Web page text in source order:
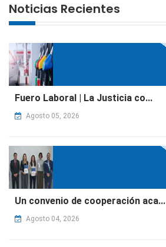
Noticias Recientes
Fuero Laboral | La Justicia co...
Agosto 05, 2026
Un convenio de cooperación aca...
Agosto 04, 2026